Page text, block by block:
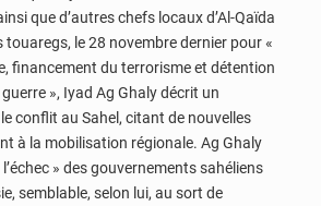
que d’autres chefs locaux d’Al-Qaïda
le 28 novembre dernier pour «
financement du terrorisme et détention
guerre », Iyad Ag Ghaly décrit un
conflit au Sahel, citant de nouvelles
à la mobilisation régionale. Ag Ghaly
» des gouvernements sahéliens
semblable, selon lui, au sort de